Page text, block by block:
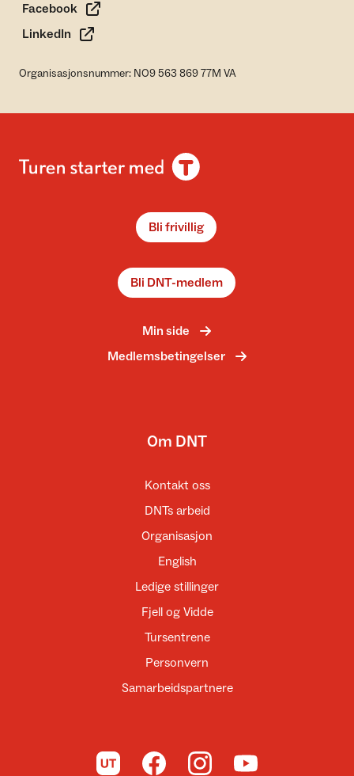
Facebook
LinkedIn
Organisasjonsnummer: NO9 563 869 77M VA
Bli frivillig
Bli DNT-medlem
Min side
Medlemsbetingelser
Om DNT
Kontakt oss
DNTs arbeid
Organisasjon
English
Ledige stillinger
Fjell og Vidde
Tursentrene
Personvern
Samarbeidspartnere
Til UT.no Til DNT på Facebook
Til DNT på Instagram
Til DNT på YouTube